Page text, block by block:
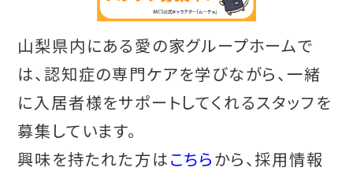
山梨県内にある愛の家グループホームで
は、認知症の専門ケアを学びながら、一緒
に入居者様をサポートしてくれるスタッフを
募集しています。
興味を持たれた方はこちらから、採用情報